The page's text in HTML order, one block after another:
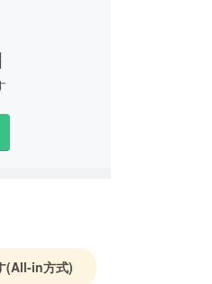
(All-in方式)